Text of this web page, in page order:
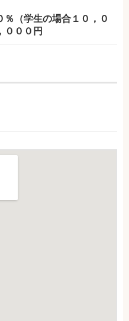
（学生の場合１０，０
０００円